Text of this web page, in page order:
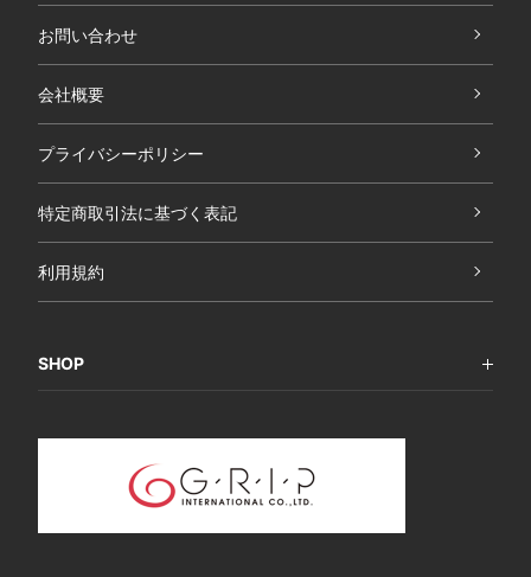
お問い合わせ
会社概要
プライバシーポリシー
特定商取引法に基づく表記
利用規約
SHOP